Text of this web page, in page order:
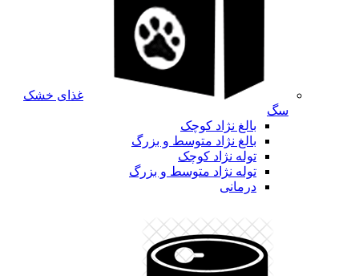
غذای خشک
سگ
بالغ نژاد کوچک
بالغ نژاد متوسط و بزرگ
توله نژاد کوچک
توله نژاد متوسط و بزرگ
درمانی